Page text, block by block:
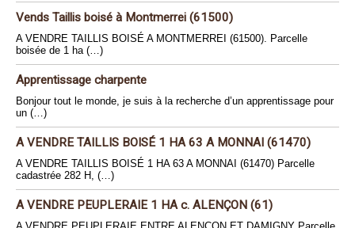
Vends Taillis boisé à Montmerrei (61500)
A VENDRE TAILLIS BOISÉ A MONTMERREI (61500). Parcelle
boisée de 1 ha (…)
Apprentissage charpente
Bonjour tout le monde, je suis à la recherche d’un apprentissage pour
un (…)
A VENDRE TAILLIS BOISÉ 1 HA 63 A MONNAI (61470)
A VENDRE TAILLIS BOISÉ 1 HA 63 A MONNAI (61470) Parcelle
cadastrée 282 H, (…)
A VENDRE PEUPLERAIE 1 HA c. ALENÇON (61)